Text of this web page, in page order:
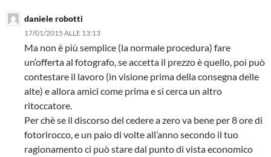
daniele robotti
17/01/2015 ALLE 13:13
Ma non è più semplice (la normale procedura) fare
un’offerta al fotografo, se accetta il prezzo è quello, poi può
contestare il lavoro (in visione prima della consegna delle
alte) e allora amici come prima e si cerca un altro
ritoccatore.
Per chè se il discorso del cedere a zero va bene per 8 ore di
fotorirocco, e un paio di volte all’anno secondo il tuo
ragionamento ci può stare dal punto di vista economico